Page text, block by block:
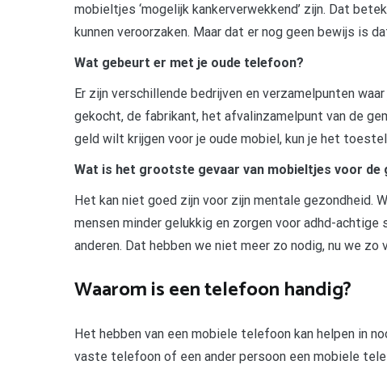
mobieltjes ‘mogelijk kankerverwekkend’ zijn. Dat
kunnen veroorzaken. Maar dat er nog geen bewijs is
Wat gebeurt er met je oude telefoon?
Er zijn verschillende bedrijven en verzamelpunten
gekocht, de fabrikant, het afvalinzamelpunt van de
geld wilt krijgen voor je oude mobiel, kun je het
Wat is het grootste gevaar van mobieltjes voor de
Het kan niet goed zijn voor zijn mentale gezondheid.
mensen minder gelukkig en zorgen voor adhd-
anderen. Dat hebben we niet meer zo nodig, nu we zo
Waarom is een telefoon handig?
Het hebben van een mobiele telefoon kan helpen in
vaste telefoon of een ander persoon een mobiele